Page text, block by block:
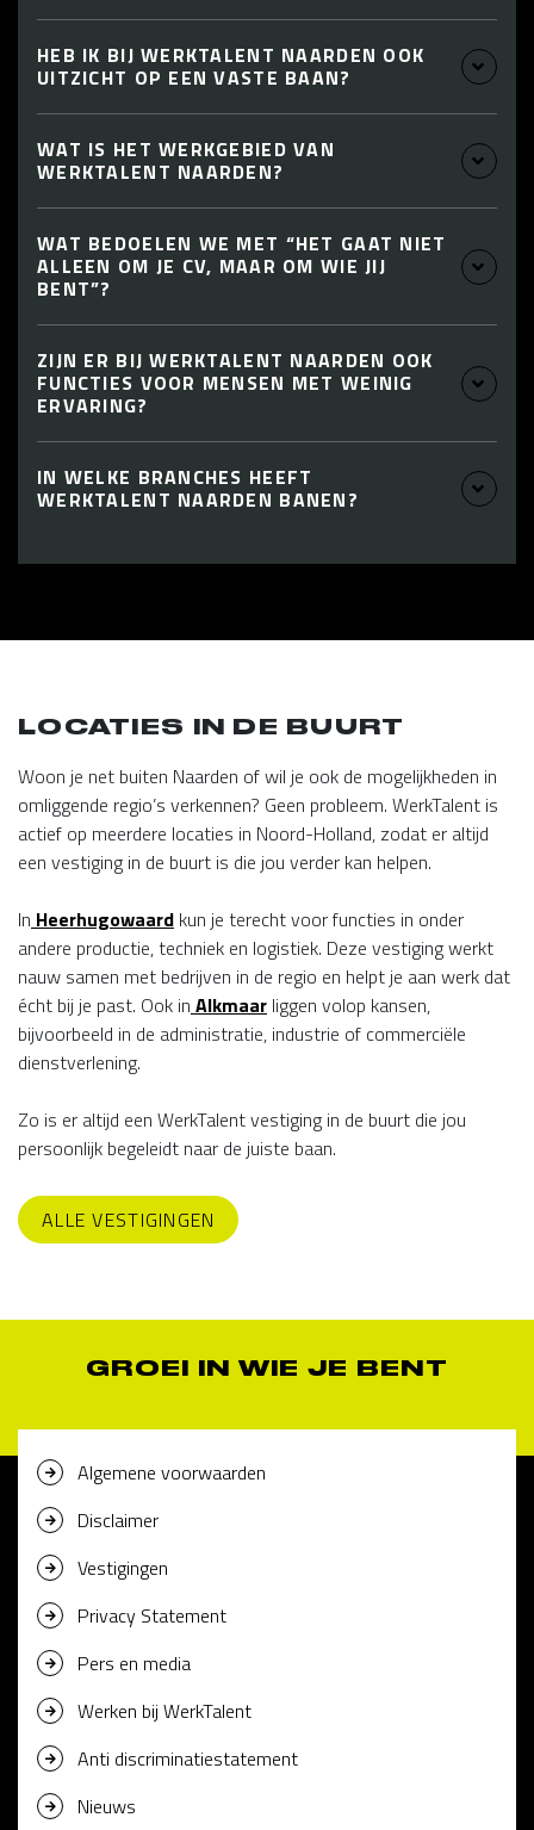
HEB IK BIJ WERKTALENT NAARDEN OOK
UITZICHT OP EEN VASTE BAAN?
WAT IS HET WERKGEBIED VAN
WERKTALENT NAARDEN?
WAT BEDOELEN WE MET “HET GAAT NIET
ALLEEN OM JE CV, MAAR OM WIE JIJ
BENT”?
ZIJN ER BIJ WERKTALENT NAARDEN OOK
FUNCTIES VOOR MENSEN MET WEINIG
ERVARING?
IN WELKE BRANCHES HEEFT
WERKTALENT NAARDEN BANEN?
LOCATIES IN DE BUURT
Woon je net buiten Naarden of wil je ook de mogelijkheden in
omliggende regio’s verkennen? Geen probleem. WerkTalent is
actief op meerdere locaties in Noord-Holland, zodat er altijd
een vestiging in de buurt is die jou verder kan helpen.
In Heerhugowaard kun je terecht voor functies in onder
andere productie, techniek en logistiek. Deze vestiging werkt
nauw samen met bedrijven in de regio en helpt je aan werk dat
écht bij je past. Ook in Alkmaar liggen volop kansen,
bijvoorbeeld in de administratie, industrie of commerciële
dienstverlening.
Zo is er altijd een WerkTalent vestiging in de buurt die jou
persoonlijk begeleidt naar de juiste baan.
ALLE VESTIGINGEN
GROEI IN WIE JE BENT
Algemene voorwaarden
Disclaimer
Vestigingen
Privacy Statement
Pers en media
Werken bij WerkTalent
Anti discriminatiestatement
Nieuws